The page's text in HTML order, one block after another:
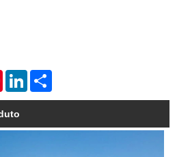
PinterestLinkedIn